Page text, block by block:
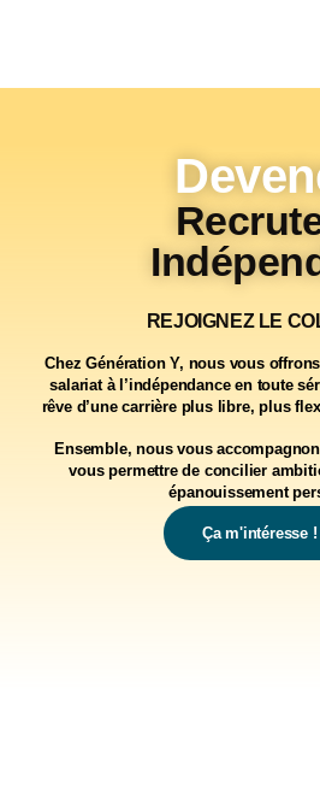
REJOIGNEZ LE
Chez Génération Y, nous vous offrons
salariatà l’indépendanceen toute
rêve d’une carrière plus libre, plus
Ensemble, nous vous
vous permettre de concilier
épanouissement
Ça m'intéresse !